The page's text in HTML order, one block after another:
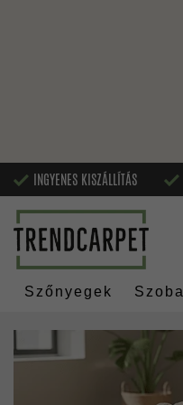
INGYENES KISZÁLLÍTÁS
Szőnyegek Szoba